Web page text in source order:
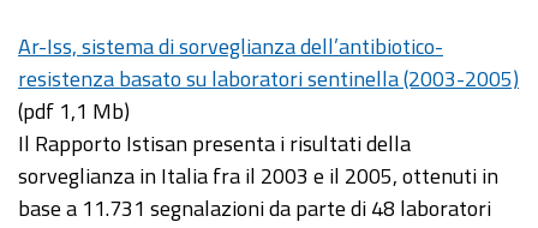
Ar-Iss, sistema di sorveglianza dell’antibiotico-
resistenza basato su laboratori sentinella (2003-2005)
(pdf 1,1 Mb)
Il Rapporto Istisan presenta i risultati della
sorveglianza in Italia fra il 2003 e il 2005, ottenuti in
base a 11.731 segnalazioni da parte di 48 laboratori